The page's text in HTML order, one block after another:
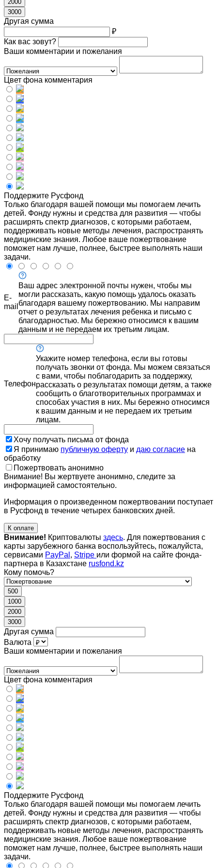
2000
3000
Другая сумма
₽
Как вас зовут?
Ваши комментарии и пожелания
Цвет фона комментария
Поддержите Русфонд
Только благодаря вашей помощи мы помогаем лечить
детей. Фонду нужны и средства для развития — чтобы
расширять спектр диагнозов, с которыми работаем,
поддерживать новые методы лечения, распространять
медицинские знания. Любое ваше пожертвование
поможет нам лучше, полнее, быстрее выполнять наши
задачи.
E-
mail
Ваш адрес электронной почты нужен, чтобы мы
могли рассказать, какую помощь удалось оказать
благодаря вашему пожертвованию. Мы направим
отчет о результатах лечения ребенка и письмо с
благодарностью. Мы бережно относимся к вашим
данным и не передаем их третьим лицам.
Телефон
Укажите номер телефона, если вы готовы
получать звонки от фонда. Мы можем связаться
с вами, чтобы поблагодарить за поддержку,
рассказать о результатах помощи детям, а также
сообщить о благотворительных программах и
способах участия в них. Мы бережно относимся
к вашим данным и не передаем их третьим
лицам.
Хочу получать письма от фонда
Я принимаю публичную оферту и даю согласие на
обработку
Пожертвовать анонимно
Внимание! Вы жертвуете анонимно, следите за
информацией самостоятельно.
Информация о произведенном пожертвовании поступает
в Русфонд в течение четырех банковских дней.
К оплате
Внимание! Криптовалюты здесь. Для пожертвования с
карты зарубежного банка воспользуйтесь, пожалуйста,
сервисами PayPal , Stripe или формой на сайте фонда-
партнера в Казахстане rusfond.kz
Кому помочь?
500
1000
2000
3000
Другая сумма
Валюта
Ваши комментарии и пожелания
Цвет фона комментария
Поддержите Русфонд
Только благодаря вашей помощи мы помогаем лечить
детей. Фонду нужны и средства для развития — чтобы
расширять спектр диагнозов, с которыми работаем,
поддерживать новые методы лечения, распространять
медицинские знания. Любое ваше пожертвование
поможет нам лучше, полнее, быстрее выполнять наши
задачи.